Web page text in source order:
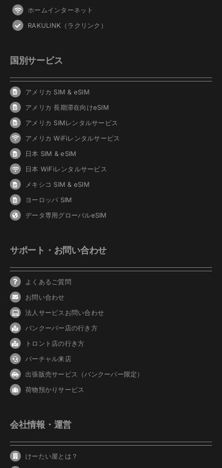
ホームインターネット
RAKULINK（ラクリンク）
国別サービス
アメリカ SIM & eSIM
アメリカ 長期滞在向けeSIM
アメリカ SIMレンタルサービス
アメリカ WiFiレンタルサービス
日本 SIM & eSIM
日本 WiFiレンタルサービス
メキシコ SIM & eSIM
ヨーロッパ SIM
データ専用グローバルeSIM
サポート・お問い合わせ
よくあるご質問
お問い合わせ
法人サービスお問い合わせ
バンクーバー 店の行き方
トロント店の行き方
バーチャル来店
出張販売サービス（バンクーバー限定）
荷物預かりサービス
会社情報・運営
けーたい屋とは？